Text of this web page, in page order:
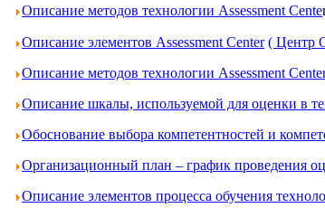
Описание методов технологии Assessment Cente
Описание элементов Assessment Center ( Центр
Описание методов технологии Assessment
Описание шкалы, используемой для оценки в
Обоснование выбора компетентностей и
Организационный план – график проведения
Описание элементов процесса обучения